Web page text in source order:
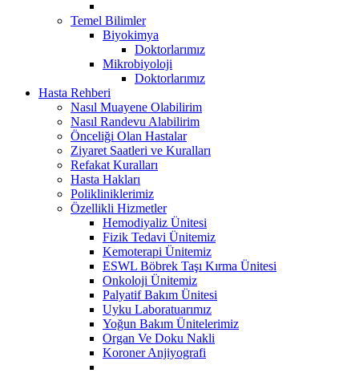
Temel Bilimler
Biyokimya
Doktorlarımız
Mikrobiyoloji
Doktorlarımız
Hasta Rehberi
Nasıl Muayene Olabilirim
Nasıl Randevu Alabilirim
Önceliği Olan Hastalar
Ziyaret Saatleri ve Kuralları
Refakat Kuralları
Hasta Hakları
Polikliniklerimiz
Özellikli Hizmetler
Hemodiyaliz Ünitesi
Fizik Tedavi Ünitemiz
Kemoterapi Ünitemiz
ESWL Böbrek Taşı Kırma Ünitesi
Onkoloji Ünitemiz
Palyatif Bakım Ünitesi
Uyku Laboratuarımız
Yoğun Bakım Ünitelerimiz
Organ Ve Doku Nakli
Koroner Anjiyografi